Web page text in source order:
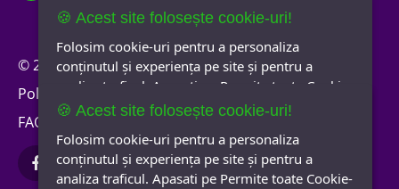
© 2026 Domina Imobiliare
Termeni și condiții
Politica de confidențialitate
FAQ
A.N.P.C. Newsletter
🍪 Acest site folosește cookie-uri!
Folosim cookie-uri pentru a personaliza
conținutul și experiența pe site și pentru a
analiza traficul. Apasati pe Permite toate Cookie-
urile pentru a accepta modulele cookie și pentru
Informații suplimentare
Selectați cookie-urile pe care le acceptați
Obligatorii Site Preferences
🍪 Acest site folosește cookie-uri!
Folosim cookie-uri pentru a personaliza
conținutul și experiența pe site și pentru a
analiza traficul. Apasati pe Permite toate Cookie-